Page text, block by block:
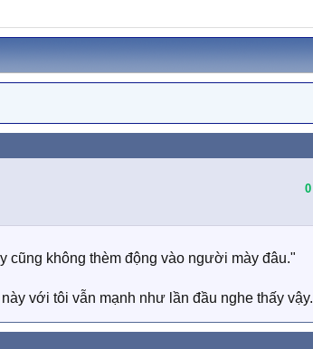
0
cũng không thèm động vào người mày đâu."
với tôi vẫn mạnh như lần đầu nghe thấy vậy.